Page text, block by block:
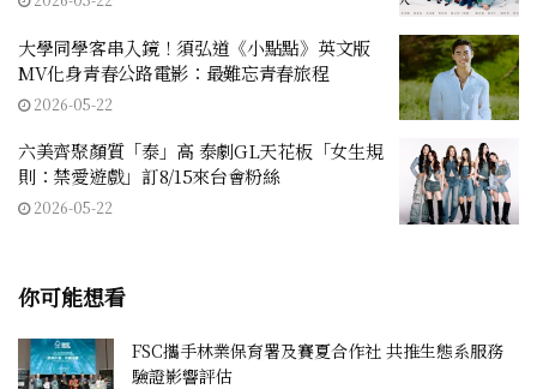
大學同學客串入鏡！須弘道《小點點》英文版
MV化身青春公路電影：最難忘青春旅程
2026-05-22
六美齊聚顏質「泰」高 泰劇GL天花板「女生規
則：禁愛遊戲」訂8/15來台會粉絲
2026-05-22
你可能想看
FSC攜手林業保育署及賽夏合作社 共推生態系服務
驗證影響評估